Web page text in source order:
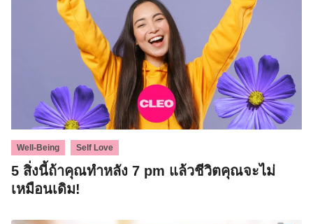
Well-Being Self Love
5 สิ่งนี้ถ้าคุณทำหลัง 7 pm แล้วชีวิตคุณจะไม่
เหมือนเดิม!